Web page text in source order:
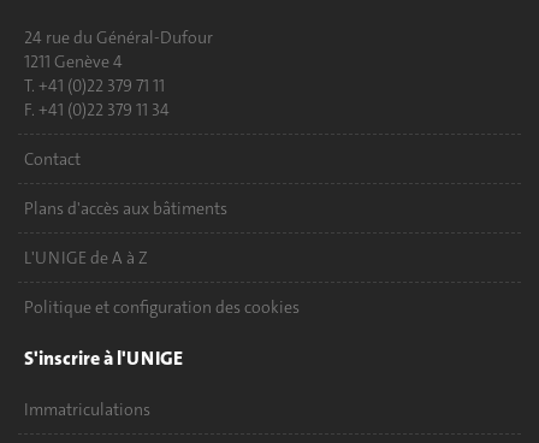
24 rue du Général-Dufour
1211 Genève 4
T. +41 (0)22 379 71 11
F. +41 (0)22 379 11 34
Contact
Plans d'accès aux bâtiments
L'UNIGE de A à Z
Politique et configuration des cookies
S'inscrire à l'UNIGE
Immatriculations